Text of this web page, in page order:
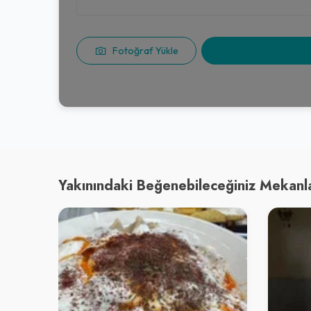
Fotoğraf Yükle
Yakınındaki Beğenebileceğiniz